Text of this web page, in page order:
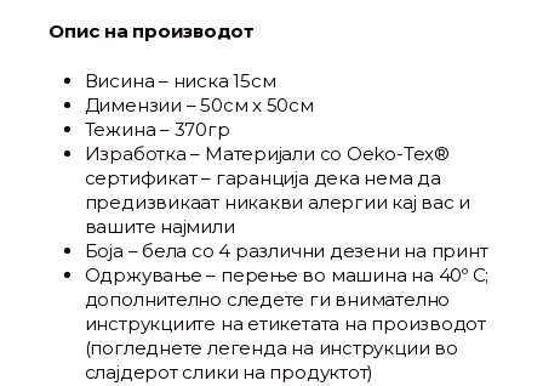
Опис на производот
Висина – ниска 15см
Димензии – 50см x 50см
Тежина – 370гр
Изработка – Материјали со Oeko-Tex®
сертификат – гаранција дека нема да
предизвикаат никакви алергии кај вас и
вашите најмили
Боја – бела со 4 различни дезени на принт
Одржување – перење во машина на 40º C;
дополнително следете ги внимателно
инструкциите на етикетата на производот
(погледнете легенда на инструкции во
слајдерот слики на продуктот)